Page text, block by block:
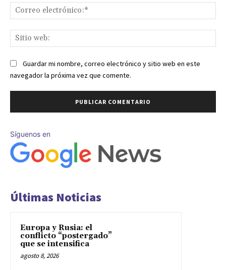
Guardar mi nombre, correo electrónico y sitio web en este
navegador la próxima vez que comente.
Síguenos en
Últimas Noticias
Europa y Rusia: el
conflicto “postergado”
que se intensifica
agosto 8, 2026